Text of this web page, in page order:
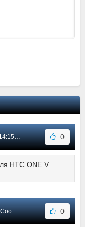
#12 0
HTC ONE V
#11 0